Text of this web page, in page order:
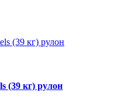
(39 кг) рулон